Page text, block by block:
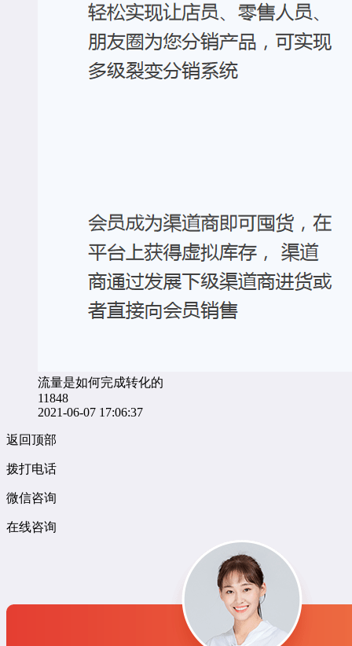
流量是如何完成转化的
11848
2021-06-07 17:06:37
返回顶部
拨打电话
微信咨询
在线咨询